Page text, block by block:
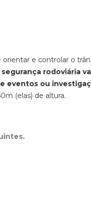
orientar e controlar o
segurança rodoviária
eventos ou
(elas) de altura.